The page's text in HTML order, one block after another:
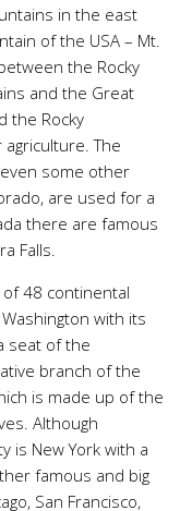
in the east
of the USA – Mt.
the Rocky
and the Great
the Rocky
The
some other
are used for a
there are famous
Falls.
48 continental
with its
seat of the
branch of the
is made up of the
Although
is New York with a
famous and big
San Francisco,